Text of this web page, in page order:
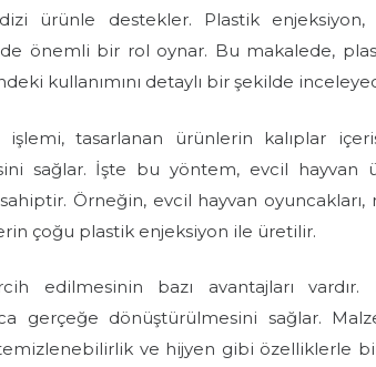
ürünle destekler. Plastik enjeksiyon,
önemli bir rol oynar. Bu makalede,
kullanımını detaylı bir şekilde
işlemi, tasarlanan ürünlerin kalıplar
sağlar. İşte bu yöntem, evcil hayvan
Örneğin, evcil hayvan
çoğu plastik enjeksiyon ile üretilir.
edilmesinin bazı avantajları vardır.
gerçeğe dönüştürülmesini sağlar.
temizlenebilirlik ve hijyen gibi özelliklerle